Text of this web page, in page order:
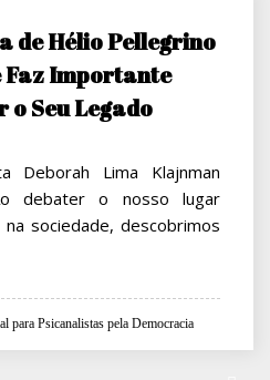
de Hélio Pellegrino
Faz Importante
Seu Legado
Deborah Lima Klajnman
debater o nosso lugar
sociedade, descobrimos
para Psicanalistas pela Democracia